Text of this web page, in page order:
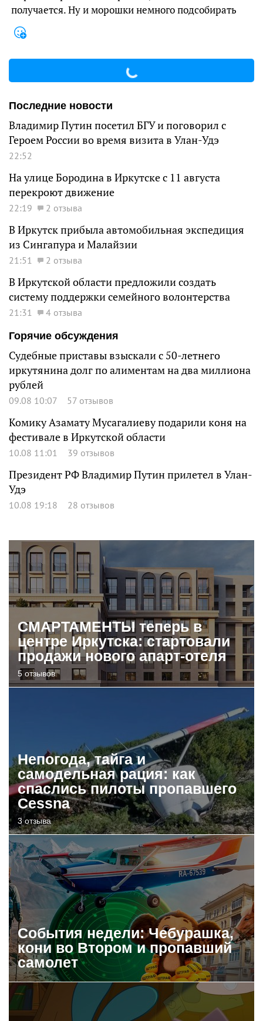
получается. Ну и морошки немного подсобирать
Последние новости
Владимир Путин посетил БГУ и поговорил с
Героем России во время визита в Улан-Удэ
22:52
На улице Бородина в Иркутске с 11 августа
перекроют движение
22:19 2 отзыва
В Иркутск прибыла автомобильная экспедиция
из Сингапура и Малайзии
21:51 2 отзыва
В Иркутской области предложили создать
систему поддержки семейного волонтерства
21:31
4 отзыва
Горячие обсуждения
Судебные приставы взыскали с 50-летнего
иркутянина долг по алиментам на два миллиона
рублей
09.08 10:07 57 отзывов
Комику Азамату Мусагалиеву подарили коня на
фестивале в Иркутской области
10.08 11:01 39 отзывов
Президент РФ Владимир Путин прилетел в Улан-
Удэ
10.08 19:18 28 отзывов
СМАРТАМЕНТЫ теперь в
центре Иркутска: стартовали
продажи нового апарт-отеля
5 отзывов
Непогода, тайга и
самодельная рация: как
спаслись пилоты пропавшего
Cessna
3 отзыва
События недели: Чебурашка,
кони во Втором и пропавший
самолет